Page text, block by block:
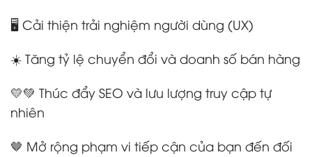
🖥️ Cải thiện trải nghiệm người dùng (UX)
☀️ Tăng tỷ lệ chuyển đổi và doanh số bán hàng
💛💚 Thúc đẩy SEO và lưu lượng truy cập tự
nhiên
🤎 Mở rộng phạm vi tiếp cận của bạn đến đối